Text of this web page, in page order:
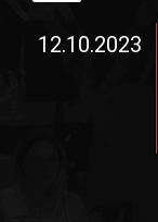
12.10.2023